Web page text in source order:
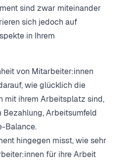
sind zwar miteinander
sich jedoch auf
in Ihrem
von Mitarbeiter:innen
wie glücklich die
mit ihrem Arbeitsplatz sind,
Bezahlung, Arbeitsumfeld
Balance.
hingegen misst, wie sehr
für ihre Arbeit